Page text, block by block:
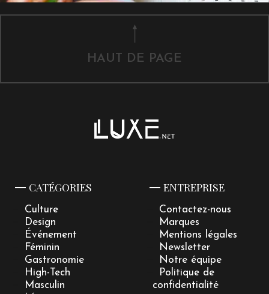
HAUT DE PAGE
CATÉGORIES
Culture
Design
Événement
Féminin
Gastronomie
High-Tech
Masculin
ENTREPRISE
Contactez-nous
Marques
Mentions légales
Newsletter
Notre équipe
Politique de
confidentialité